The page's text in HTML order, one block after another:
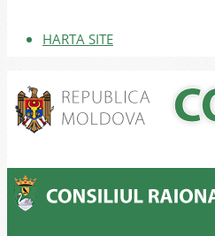
HARTA SITE